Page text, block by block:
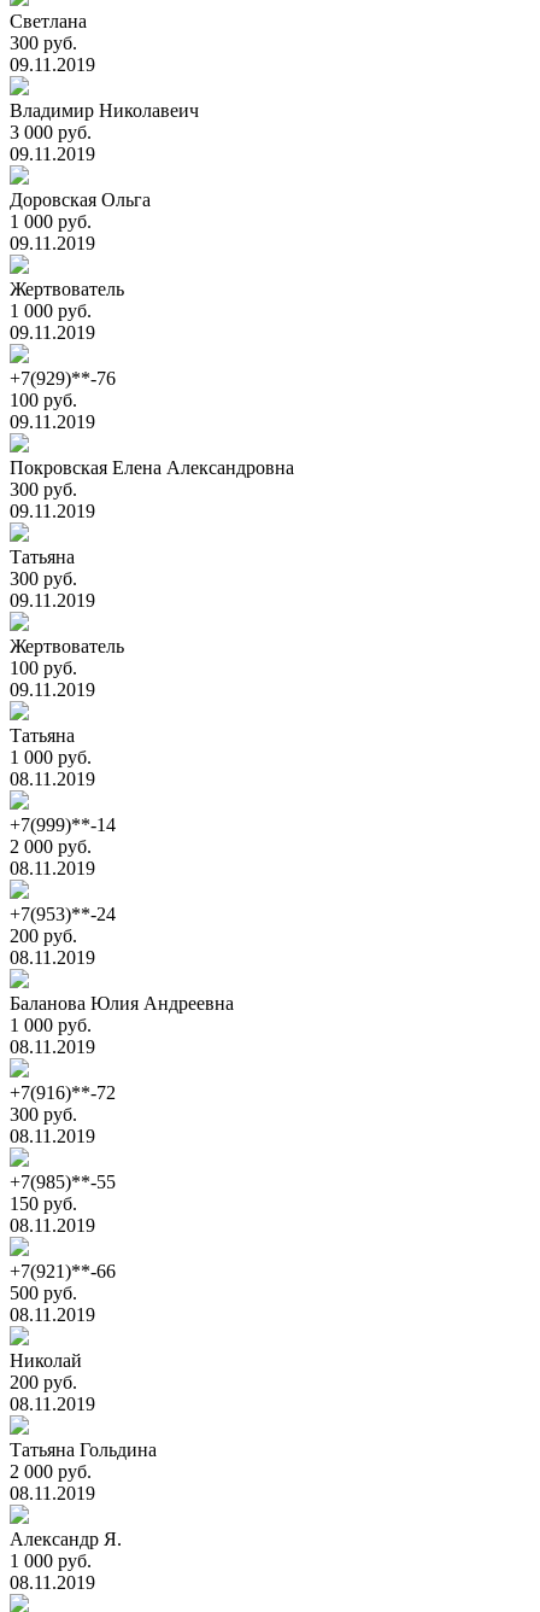
Светлана
300 руб.
09.11.2019
Владимир Николавеич
3 000 руб.
09.11.2019
Доровская Ольга
1 000 руб.
09.11.2019
Жертвователь
1 000 руб.
09.11.2019
+7(929)**-76
100 руб.
09.11.2019
Покровская Елена Александровна
300 руб.
09.11.2019
Татьяна
300 руб.
09.11.2019
Жертвователь
100 руб.
09.11.2019
Татьяна
1 000 руб.
08.11.2019
+7(999)**-14
2 000 руб.
08.11.2019
+7(953)**-24
200 руб.
08.11.2019
Баланова Юлия Андреевна
1 000 руб.
08.11.2019
+7(916)**-72
300 руб.
08.11.2019
+7(985)**-55
150 руб.
08.11.2019
+7(921)**-66
500 руб.
08.11.2019
Николай
200 руб.
08.11.2019
Татьяна Гольдина
2 000 руб.
08.11.2019
Александр Я.
1 000 руб.
08.11.2019